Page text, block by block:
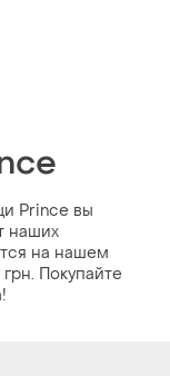
Prince вы
наших
на нашем
Покупайте